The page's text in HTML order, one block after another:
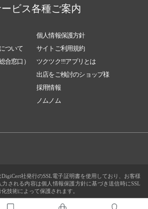
ビス各種ご案内
個人情報保護方針
ついて
サイトご利用規約
合窓口）
ツクツク!!!アプリとは
出店をご検討のショップ様
採用情報
ノムノム
DigiCert社発行のSSL電子証明書を使用しており、お客様
力される内容は個人情報保護方針に基づき送信時にSSL
化技術によって保護されます。